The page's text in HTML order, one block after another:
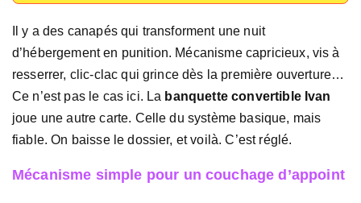
Il y a des canapés qui transforment une nuit
d’hébergement en punition. Mécanisme capricieux, vis à
resserrer, clic-clac qui grince dès la première ouverture…
Ce n’est pas le cas ici. La banquette convertible Ivan
joue une autre carte. Celle du système basique, mais
fiable. On baisse le dossier, et voilà. C’est réglé.
Mécanisme simple pour un couchage d’appoint